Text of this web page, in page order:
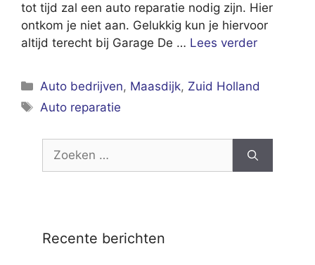
tot tijd zal een auto reparatie nodig zijn. Hier
ontkom je niet aan. Gelukkig kun je hiervoor
altijd terecht bij Garage De … Lees verder
Categorieën
Auto bedrijven, Maasdijk, Zuid Holland
Tags
Auto reparatie
Zoek
Recente berichten